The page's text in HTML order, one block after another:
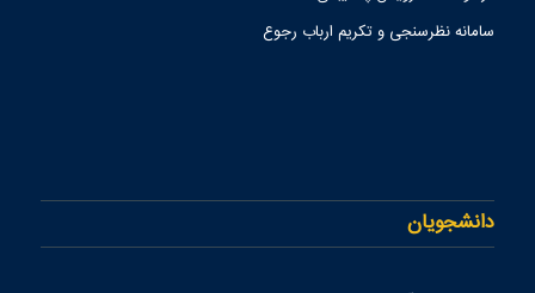
سامانه نظرسنجی و تکریم ارباب رجوع
دانشجویان